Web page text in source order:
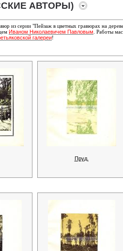
АВТОРЫ)
из серии "Пейзаж в цветных гравюрах на
Иваном Николаевичем Павловым . Работы
галереи!
Пруд.